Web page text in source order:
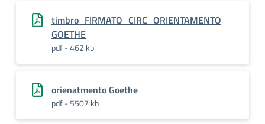
timbro_FIRMATO_CIRC_ORIENTAMENTO
GOETHE
pdf - 462 kb
orienatmento Goethe
pdf - 5507 kb